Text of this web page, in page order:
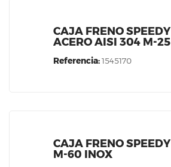
CAJA FRENO SPEEDY
ACERO AISI 304 M-25
Referencia:1545170
CAJA FRENO SPEEDY
M-60 INOX